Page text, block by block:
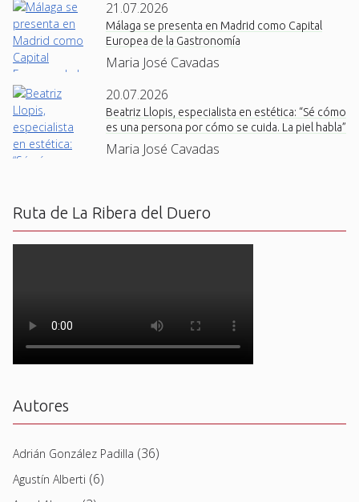
21.07.2026
Málaga se presenta en Madrid como Capital
Europea de la Gastronomía
Maria José Cavadas
20.07.2026
Beatriz Llopis, especialista en estética: “Sé cómo
es una persona por cómo se cuida. La piel habla”
Maria José Cavadas
Ruta de La Ribera del Duero
Autores
Adrián González Padilla (36)
Agustín Alberti (6)